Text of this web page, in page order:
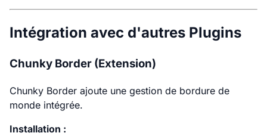
Intégration avec d'autres Plugins
Chunky Border (Extension)
Chunky Border ajoute une gestion de bordure de
monde intégrée.
Installation :